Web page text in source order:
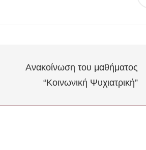
Ανακοίνωση του μαθήματος
“Κοινωνική Ψυχιατρική”